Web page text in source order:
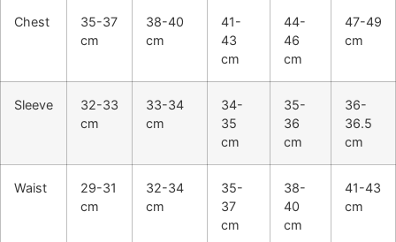
Chest
35-37
cm
38-40
cm
41-
43
cm
44-
46
cm
47-49
cm
Sleeve
32-33
cm
33-34
cm
34-
35
cm
35-
36
cm
36-
36.5
cm
Waist
29-31
cm
32-34
cm
35-
37
cm
38-
40
cm
41-43
cm